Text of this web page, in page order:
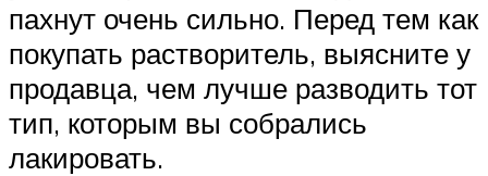
пахнут очень сильно. Перед тем как
покупать растворитель, выясните у
продавца, чем лучше разводить тот
тип, которым вы собрались
лакировать.